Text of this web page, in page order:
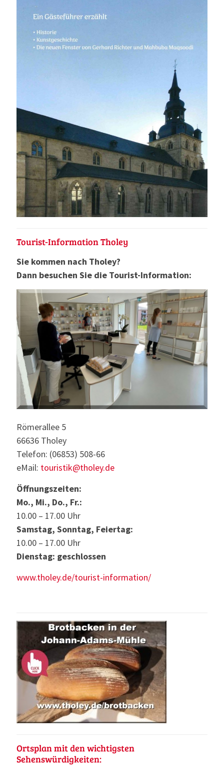
Tourist-Information Tholey
Sie kommen nach Tholey?
Dann besuchen Sie die Tourist-Information:
Römerallee 5
66636 Tholey
Telefon: (06853) 508-66
eMail: touristik@tholey.de
Öffnungszeiten:
Mo., Mi., Do., Fr.:
10.00 – 17.00 Uhr
Samstag, Sonntag, Feiertag:
10.00 – 17.00 Uhr
Dienstag: geschlossen
www.tholey.de/tourist-information/
Ortsplan mit den wichtigsten
Sehenswürdigkeiten: